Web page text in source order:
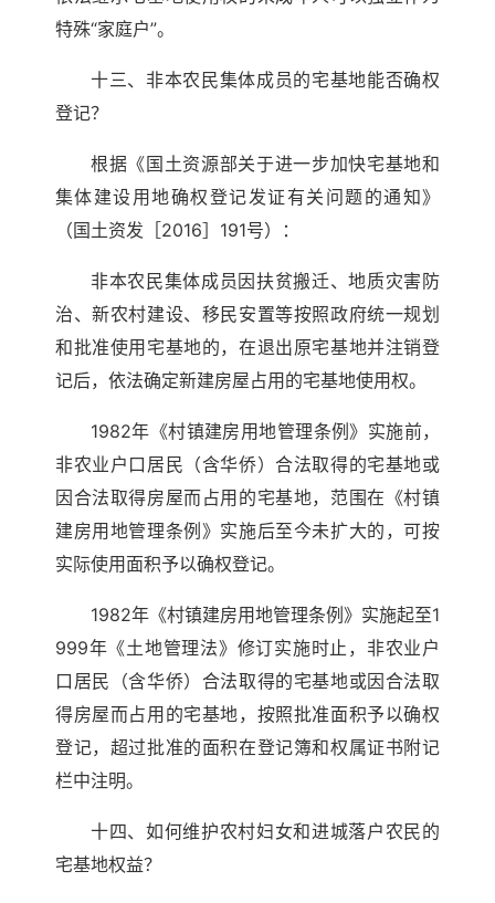
特殊“家庭户”。
十三、非本农民集体成员的宅基地能否确权
登记？
根据《国土资源部关于进一步加快宅基地和
集体建设用地确权登记发证有关问题的通知》
（国土资发［2016］191号）：
非本农民集体成员因扶贫搬迁、地质灾害防
治、新农村建设、移民安置等按照政府统一规划
和批准使用宅基地的，在退出原宅基地并注销登
记后，依法确定新建房屋占用的宅基地使用权。
1982年《村镇建房用地管理条例》实施前，
非农业户口居民（含华侨）合法取得的宅基地或
因合法取得房屋而占用的宅基地，范围在《村镇
建房用地管理条例》实施后至今未扩大的，可按
实际使用面积予以确权登记。
1982年《村镇建房用地管理条例》实施起至1
999年《土地管理法》修订实施时止，非农业户
口居民（含华侨）合法取得的宅基地或因合法取
得房屋而占用的宅基地，按照批准面积予以确权
登记，超过批准的面积在登记簿和权属证书附记
栏中注明。
十四、如何维护农村妇女和进城落户农民的
宅基地权益？